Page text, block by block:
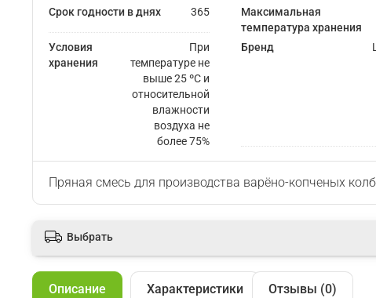
Срок годности в днях 365
Максимальная
температура хранения
Условия
хранения
При
температуре не
выше 25 ºС и
относительной
влажности
воздуха не
более 75%
Бренд
Пряная смесь для производства варёно-копченых
Выбрать
Описание Характеристики Отзывы (0)